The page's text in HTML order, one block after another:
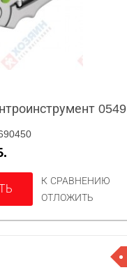
0549
К СРАВНЕНИЮ
ОТЛОЖИТЬ